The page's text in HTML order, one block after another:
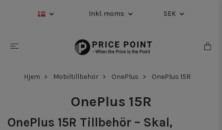
Inkl. moms SEK
Hjem Mobiltillbehör OnePlus OnePlus 15R
OnePlus 15R
OnePlus 15R Tillbehör – Skal,